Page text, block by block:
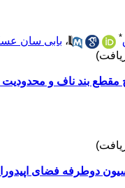
* ، بابی سان
بند ناف و محدودیت
دوطرفه فضای